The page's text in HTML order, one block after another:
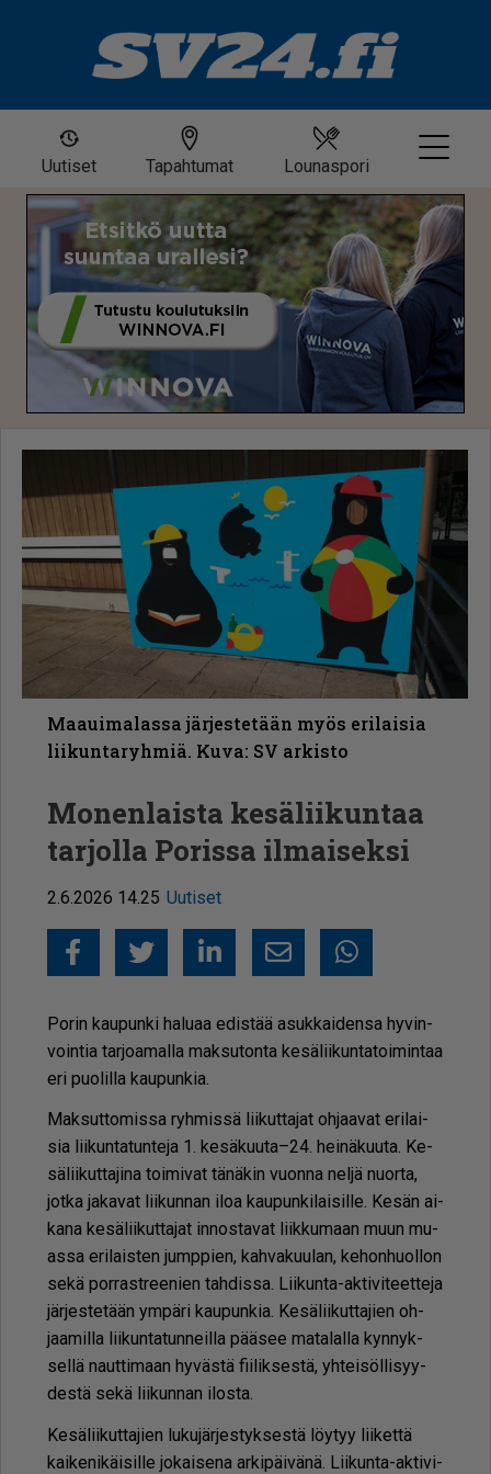
Uutiset Tapahtumat Lounaspori
Maauimalassa järjestetään myös erilaisia
liikuntaryhmiä. Kuva: SV arkisto
Monenlaista kesäliikuntaa
tarjolla Porissa ilmaiseksi
2.6.2026 14.25 Uutiset
FacebookTwitter
LinkedIn
SähköpostiWhatsapp
Po­rin kau­pun­ki ha­lu­aa edis­tää asuk­kai­den­sa hy­vin­
voin­tia tar­jo­a­mal­la mak­su­ton­ta ke­sä­lii­kun­ta­toi­min­taa
eri puo­lil­la kau­pun­kia.
Mak­sut­to­mis­sa ryh­mis­sä lii­kut­ta­jat oh­jaa­vat eri­lai­
sia lii­kun­ta­tun­te­ja 1. ke­sä­kuu­ta–24. hei­nä­kuu­ta. Ke­
sä­lii­kut­ta­ji­na toi­mi­vat tä­nä­kin vuon­na nel­jä nuor­ta,
jot­ka ja­ka­vat lii­kun­nan iloa kau­pun­ki­lai­sil­le. Ke­sän ai­
ka­na ke­sä­lii­kut­ta­jat in­nos­ta­vat liik­ku­maan muun mu­
as­sa eri­lais­ten jump­pien, kah­va­kuu­lan, ke­hon­huol­lon
sekä por­rast­ree­nien tah­dis­sa. Lii­kun­ta-ak­ti­vi­teet­te­ja
jär­jes­te­tään ym­pä­ri kau­pun­kia. Ke­sä­lii­kut­ta­jien oh­
jaa­mil­la lii­kun­ta­tun­neil­la pää­see ma­ta­lal­la kyn­nyk­
sel­lä naut­ti­maan hy­väs­tä fii­lik­ses­tä, yh­tei­söl­li­syy­
des­tä sekä lii­kun­nan ilos­ta.
Ke­sä­lii­kut­ta­jien lu­ku­jär­jes­tyk­ses­tä löy­tyy lii­ket­tä
kai­ke­ni­käi­sil­le jo­kai­se­na ar­ki­päi­vä­nä. Lii­kun­ta-ak­ti­vi­